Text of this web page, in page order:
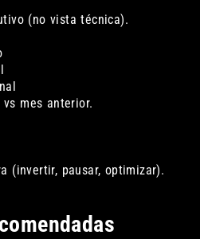
(no vista técnica).
mes anterior.
(invertir, pausar, optimizar).